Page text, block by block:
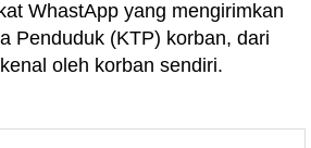
WhastApp yang mengirimkan
Penduduk (KTP) korban, dari
oleh korban sendiri.